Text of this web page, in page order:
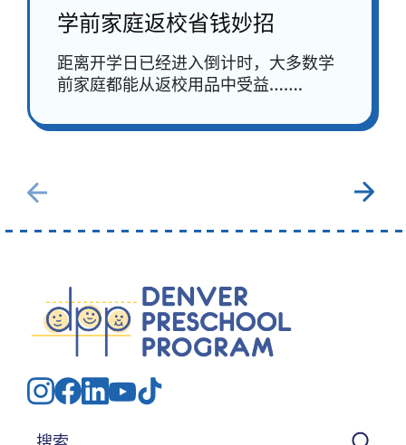
学前家庭返校省钱妙招
距离开学日已经进入倒计时，大多数学
前家庭都能从返校用品中受益…….
搜索：